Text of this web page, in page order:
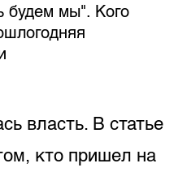
будем мы". Кого
власть. В статье
кто пришел на